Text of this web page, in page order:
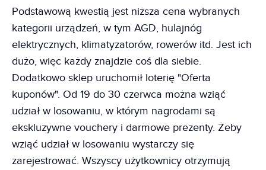
Podstawową kwestią jest niższa cena wybranych
kategorii urządzeń, w tym AGD, hulajnóg
elektrycznych, klimatyzatorów, rowerów itd. Jest ich
dużo, więc każdy znajdzie coś dla siebie.
Dodatkowo sklep uruchomił loterię "Oferta
kuponów". Od 19 do 30 czerwca można wziąć
udział w losowaniu, w którym nagrodami są
ekskluzywne vouchery i darmowe prezenty. Żeby
wziąć udział w losowaniu wystarczy się
zarejestrować. Wszyscy użytkownicy otrzymują